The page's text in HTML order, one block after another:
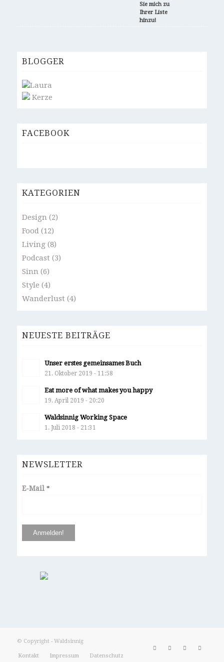
Sie mich zu
Ihrer Liste
hinzu!
BLOGGER
Laura
Kerze
FACEBOOK
KATEGORIEN
Design (2)
Food (12)
Living(8)
Podcast (3)
Sinn (6)
Style (4)
Wanderlust (4)
NEUESTE BEITRÄGE
Unser erstes gemeinsames Buch
21. Oktober 2019 - 11:58
Eat more of what makes you happy
19. April 2019 - 20:20
Waldsinnig Working Space
1. Juli 2018 - 21:31
NEWSLETTER
E-Mail *
© Copyright - Waldsinnig
Kontakt Impressum Datenschutz